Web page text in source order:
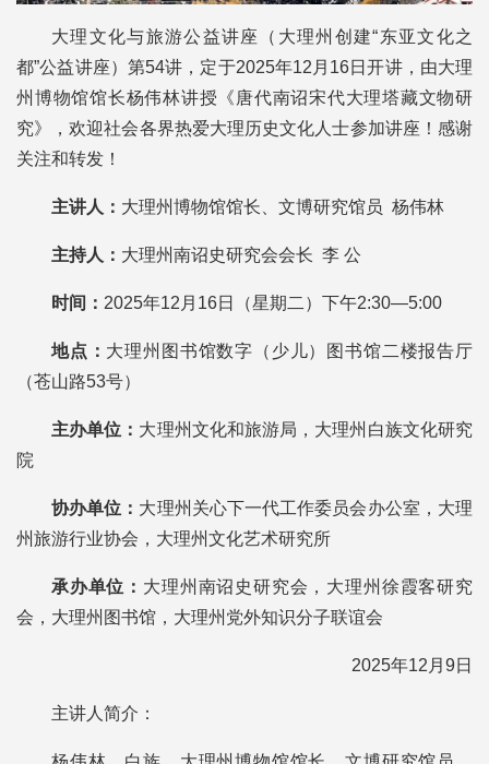
大理文化与旅游公益讲座（大理州创建“东亚文化之
都”公益讲座）第54讲，定于2025年12月16日开讲，由大理
州博物馆馆长杨伟林讲授《唐代南诏宋代大理塔藏文物研
究》，欢迎社会各界热爱大理历史文化人士参加讲座！感谢
关注和转发！
主讲人： 大理州博物馆馆长、文博研究馆员 杨伟林
主持人： 大理州南诏史研究会会长 李 公
时间： 2025年12月16日（星期二）下午2:30—5:00
地点： 大理州图书馆数字（少儿）图书馆二楼报告厅
（苍山路53号）
主办单位： 大理州文化和旅游局，大理州白族文化研究
院
协办单位： 大理州关心下一代工作委员会办公室，大理
州旅游行业协会，大理州文化艺术研究所
承办单位： 大理州南诏史研究会，大理州徐霞客研究
会，大理州图书馆，大理州党外知识分子联谊会
2025年12月9日
主讲人简介：